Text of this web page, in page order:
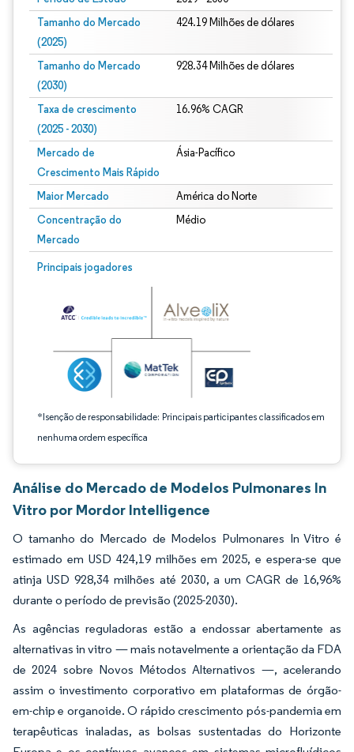
Tamanho do Mercado
(2025)
424.19 Milhões de dólares
Tamanho do Mercado
(2030)
928.34 Milhões de dólares
Taxa de crescimento
(2025 - 2030)
16.96% CAGR
Mercado de
Crescimento Mais Rápido
Ásia-Pacífico
Maior Mercado América do Norte
Concentração do
Mercado
Médio
Principais jogadores
*Isenção de responsabilidade: Principais participantes classificados em
nenhuma ordem específica
Imagem © Mordor Intelligence. O reuso requer atribuição conforme CC BY 4.0.
Análise do Mercado de Modelos Pulmonares In
Vitro por Mordor Intelligence
O tamanho do Mercado de Modelos Pulmonares In Vitro é
estimado em USD 424,19 milhões em 2025, e espera-se que
atinja USD 928,34 milhões até 2030, a um CAGR de 16,96%
durante o período de previsão (2025-2030).
As agências reguladoras estão a endossar abertamente as
alternativas in vitro — mais notavelmente a orientação da FDA
de 2024 sobre Novos Métodos Alternativos —, acelerando
assim o investimento corporativo em plataformas de órgão-
em-chip e organoide. O rápido crescimento pós-pandemia em
terapêuticas inaladas, as bolsas sustentadas do Horizonte